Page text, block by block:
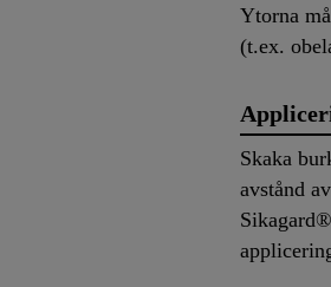
Ytorna
(t.ex.
Skaka
avstånd